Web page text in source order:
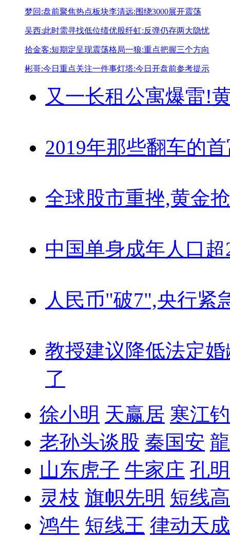
梦回:盘前聚焦热点板块李清远:围绕3000展开震荡
吴西:此时需寻找低位绩优股纤虹:反弹仍存两大隐忧
拾金客:短期定呈现震荡格局一狼:重点把握三个方向
彬哥:今日重点关注一件事灯塔:今日开盘前参考提示
又一长租公寓爆雷!
2019年那些翻车的
全球股市重挫,黄金
中国单身成年人口超
人民币"破7",央行紧
教授建议降低法定婚
了
徐小明 天赢居 寒江
老孙头谈股 秦国安
山东虎子 牛家庄 孔
灵枝 旗帜先明 短线
鸿牛 短线王 律动天成